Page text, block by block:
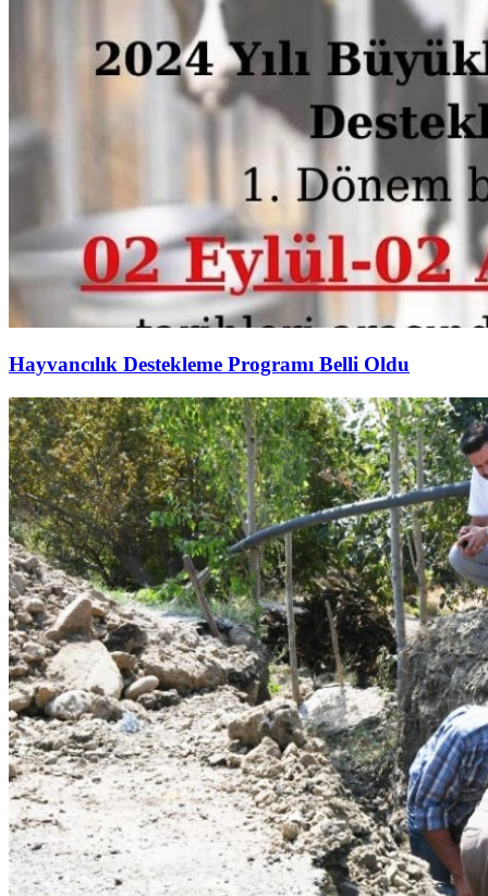
Hayvancılık Destekleme Programı Belli Oldu